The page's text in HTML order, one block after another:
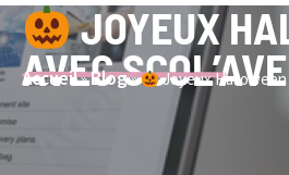
JOYEUX
AVEC
Accueil»Blog» Joyeux Halloween